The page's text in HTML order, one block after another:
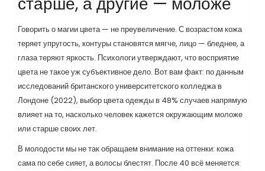
Говорить о магии цвета — не преувеличение. С возрастом кожа
теряет упругость, контуры становятся мягче, лицо — бледнее, а
глаза теряют яркость. Психологи утверждают, что восприятие
цвета не такое уж субъективное дело. Вот вам факт: по данным
исследований британского университетского колледжа в
Лондоне (2022), выбор цвета одежды в 48% случаев напрямую
влияет на то, насколько человек кажется окружающим моложе
или старше своих лет.
В молодости мы не так обращаем внимание на оттенки: кожа
сама по себе сияет, а волосы блестят. После 40 всё меняется: